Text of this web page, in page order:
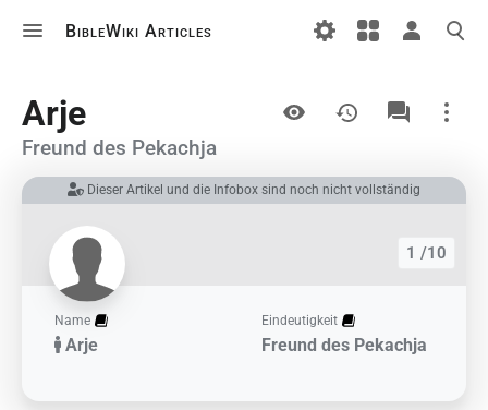
BibleWiki Articles
Arje
Freund des Pekachja
Links auf diesem Artikel
Änderungen an verlinkten Artikel
Druckversion
Permanenter Link
Artikelinformationen
Dieser Artikel und die Infobox sind noch nicht vollständig
1 /10
Name
Arje
Eindeutigkeit
Freund des Pekachja